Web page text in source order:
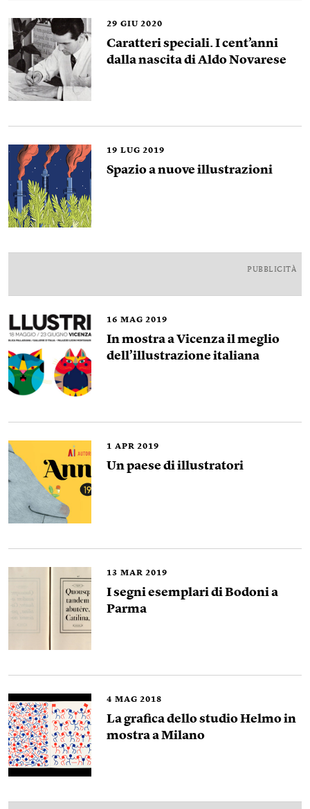
29 GIU 2020
Caratteri speciali. I cent’anni
dalla nascita di Aldo Novarese
19 LUG 2019
Spazio a nuove illustrazioni
PUBBLICITÀ
16 MAG 2019
In mostra a Vicenza il meglio
dell’illustrazione italiana
1 APR 2019
Un paese di illustratori
13 MAR 2019
I segni esemplari di Bodoni a
Parma
4 MAG 2018
La grafica dello studio Helmo in
mostra a Milano